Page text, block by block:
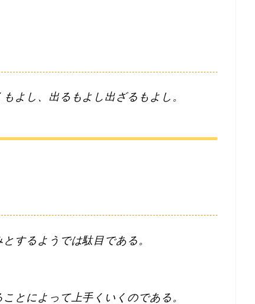
よし、出るもよし出ざるもよし。
するようでは駄目である。
とによって上手くいくのである。